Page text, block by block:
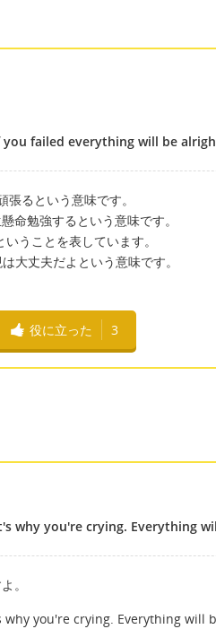
failed everything will be
るという意味です。
勉強するという意味です。
うことを表しています。
丈夫だよという意味です。
役に立った 3
why you're crying. Everything
。
you're crying. Everything will